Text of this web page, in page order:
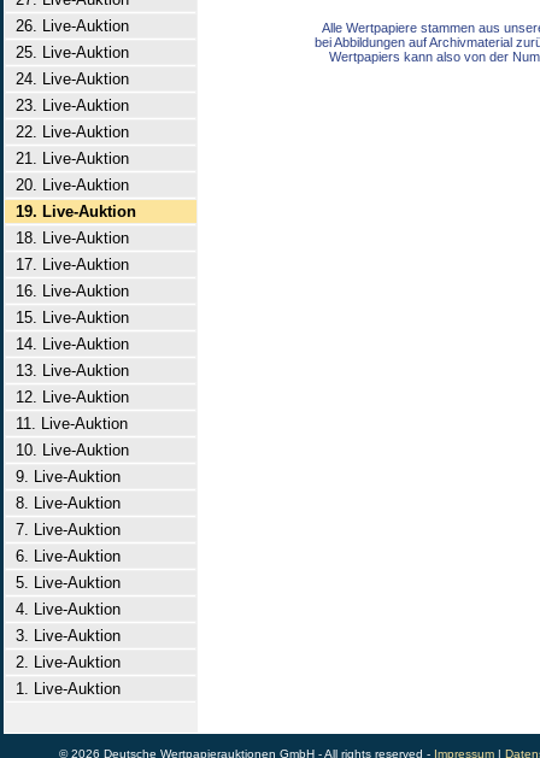
26. Live-Auktion
25. Live-Auktion
24. Live-Auktion
23. Live-Auktion
22. Live-Auktion
21. Live-Auktion
20. Live-Auktion
19. Live-Auktion
18. Live-Auktion
17. Live-Auktion
16. Live-Auktion
15. Live-Auktion
14. Live-Auktion
13. Live-Auktion
12. Live-Auktion
11. Live-Auktion
10. Live-Auktion
9. Live-Auktion
8. Live-Auktion
7. Live-Auktion
6. Live-Auktion
5. Live-Auktion
4. Live-Auktion
3. Live-Auktion
2. Live-Auktion
1. Live-Auktion
Alle Wertpapiere stammen aus
bei Abbildungen auf Archivmaterial
Wertpapiers kann also von der
© 2026 Deutsche Wertpapierauktionen GmbH - All rights reserved - Impressum|